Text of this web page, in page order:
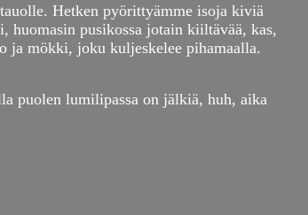
Hetken pyörittyämme isoja kiviä
pusikossa jotain kiiltävää, kas,
ja mökki, joku kuljeskelee pihamaalla.
puolen lumilipassa on jälkiä, huh, aika